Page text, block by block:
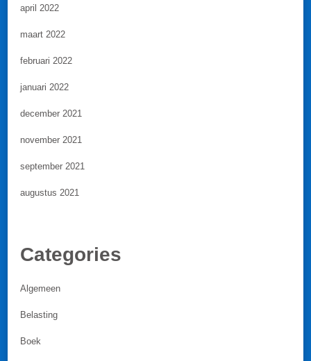
april 2022
maart 2022
februari 2022
januari 2022
december 2021
november 2021
september 2021
augustus 2021
Categories
Algemeen
Belasting
Boek